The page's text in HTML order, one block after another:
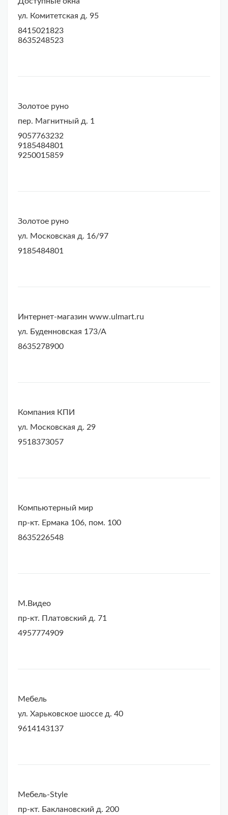
ул. Комитетская д. 95
8415021823
8635248523
Золотое руно
пер. Магнитный д. 1
9057763232
9185484801
9250015859
Золотое руно
ул. Московская д. 16/97
9185484801
Интернет-магазин www.ulmart.ru
ул. Буденновская 173/А
8635278900
Компания КПИ
ул. Московская д. 29
9518373057
Компьютерный мир
пр-кт. Ермака 106, пом. 100
8635226548
М.Видео
пр-кт. Платовский д. 71
4957774909
Мебель
ул. Харьковское шоссе д. 40
9614143137
Мебель-Style
пр-кт. Баклановский д. 200